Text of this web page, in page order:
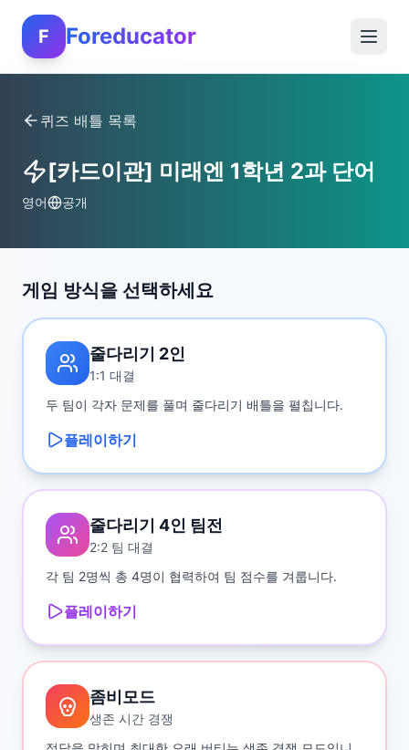
F Foreducator
퀴즈 배틀 목록
[카드이관] 미래엔 1학년 2과 단어
영어 공개
게임 방식을 선택하세요
줄다리기 2인
1:1 대결
두 팀이 각자 문제를 풀며 줄다리기 배틀을 펼칩니다.
플레이하기
줄다리기 4인 팀전
2:2 팀 대결
각 팀 2명씩 총 4명이 협력하여 팀 점수를 겨룹니다.
플레이하기
좀비모드
생존 시간 경쟁